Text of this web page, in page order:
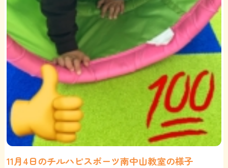
11月4日のチルハピスポーツ南中山教室の様子